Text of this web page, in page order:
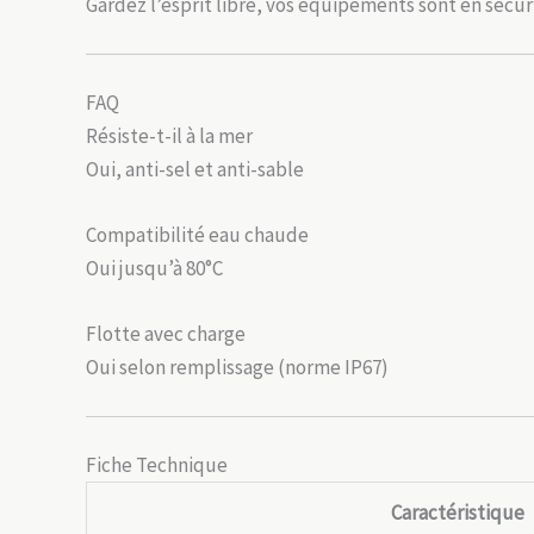
FAQ
Résiste-t-il à la mer
Oui, anti-sel et anti-sable
Compatibilité eau chaude
Oui jusqu’à 80°C
Flotte avec charge
Oui selon remplissage (norme IP67)
Fiche Technique
Caractéristique